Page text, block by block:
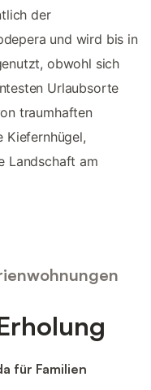
der
und wird bis in
obwohl sich
Urlaubsorte
traumhaften
Kiefernhügel,
Landschaft am
für Familien